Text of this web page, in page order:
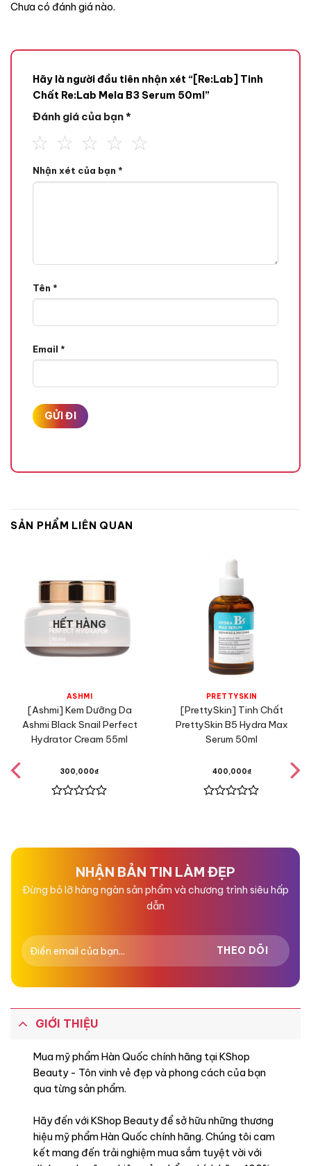
Chưa có đánh giá nào.
Hãy là người đầu tiên nhận xét “[Re:Lab] Tinh
Chất Re:Lab Mela B3 Serum 50ml”
Đánh giá của bạn*
Nhận xét của bạn *
Tên *
Email *
SẢN PHẨM LIÊN QUAN
HẾT HÀNG
ASHMI
[Ashmi] Kem Dưỡng Da
Ashmi Black Snail Perfect
Hydrator Cream 55ml
300,000₫
5
PRETTYSKIN
[PrettySkin] Tinh Chất
PrettySkin B5 Hydra Max
Serum 50ml
400,000₫
5
NHẬN BẢN TIN LÀM ĐẸP
Đừng bỏ lỡ hàng ngàn sản phẩm và chương trình siêu hấp
dẫn
GIỚI THIỆU
Mua mỹ phẩm Hàn Quốc chính hãng tại KShop
Beauty - Tôn vinh vẻ đẹp và phong cách của bạn
qua từng sản phẩm.
Hãy đến với KShop Beauty để sở hữu những thương
hiệu mỹ phẩm Hàn Quốc chính hãng. Chúng tôi cam
kết mang đến trải nghiệm mua sắm tuyệt vời với